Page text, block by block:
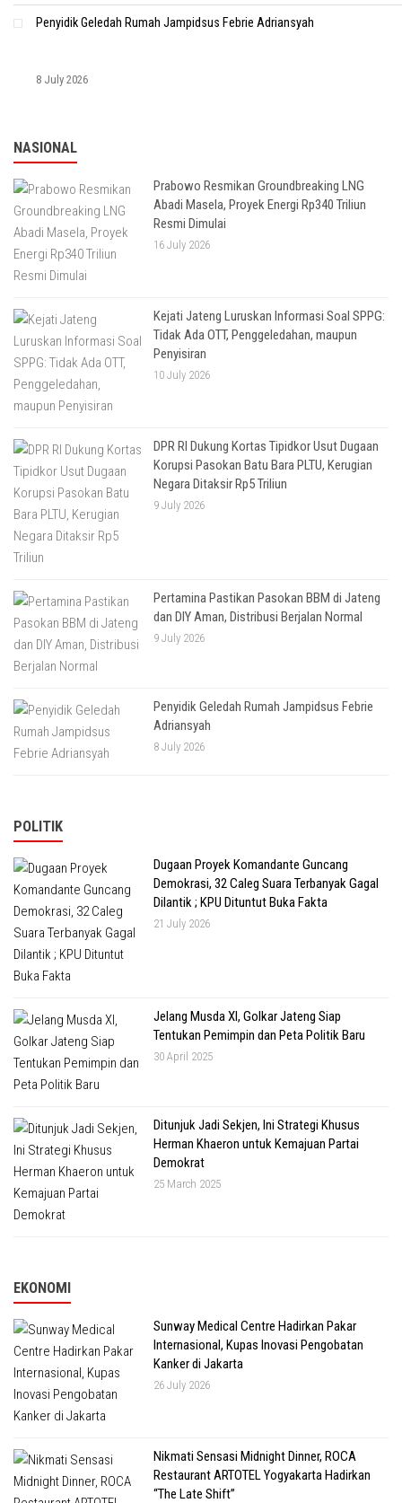
Penyidik Geledah Rumah Jampidsus Febrie Adriansyah
8 July 2026
NASIONAL
Prabowo Resmikan Groundbreaking LNG
Abadi Masela, Proyek Energi Rp340 Triliun
Resmi Dimulai
16 July 2026
Kejati Jateng Luruskan Informasi Soal SPPG:
Tidak Ada OTT, Penggeledahan, maupun
Penyisiran
10 July 2026
DPR RI Dukung Kortas Tipidkor Usut Dugaan
Korupsi Pasokan Batu Bara PLTU, Kerugian
Negara Ditaksir Rp5 Triliun
9 July 2026
Pertamina Pastikan Pasokan BBM di Jateng
dan DIY Aman, Distribusi Berjalan Normal
9 July 2026
Penyidik Geledah Rumah Jampidsus Febrie
Adriansyah
8 July 2026
POLITIK
Dugaan Proyek Komandante Guncang
Demokrasi, 32 Caleg Suara Terbanyak Gagal
Dilantik ; KPU Dituntut Buka Fakta
21 July 2026
Jelang Musda XI, Golkar Jateng Siap
Tentukan Pemimpin dan Peta Politik Baru
30 April 2025
Ditunjuk Jadi Sekjen, Ini Strategi Khusus
Herman Khaeron untuk Kemajuan Partai
Demokrat
25 March 2025
EKONOMI
Sunway Medical Centre Hadirkan Pakar
Internasional, Kupas Inovasi Pengobatan
Kanker di Jakarta
26 July 2026
Nikmati Sensasi Midnight Dinner, ROCA
Restaurant ARTOTEL Yogyakarta Hadirkan
“The Late Shift”